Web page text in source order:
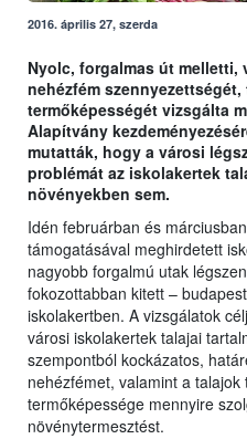
2016. április 27, szerda
Nyolc, forgalmas út melletti,
nehézfém
termőképességét vizsgálta
Alapítvány
mutatták, hogy a városi
problémát az iskolakertek
növényekben sem.
Idén februárban és
támogatásával meghirdetett
nagyobb forgalmú utak
fokozottabban kitett –
iskolakertben. A vizsgálatok
városi iskolakertek talajai
szempontból kockázatos,
nehézfémet, valamint a
termőképessége mennyire
növénytermesztést.